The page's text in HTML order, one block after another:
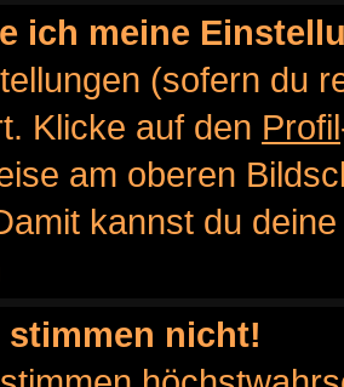
ich meine
(sofern du
Klicke auf den Profil
am oberen
kannst du
stimmen nicht!